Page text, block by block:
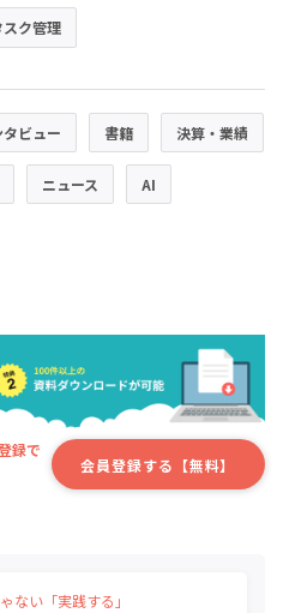
スク管理
タビュー 書籍 決算・業績
ニュース AI
録で
会員登録する【無料】
ない「実践する」